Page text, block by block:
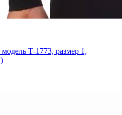
Т-1773, размер 1,